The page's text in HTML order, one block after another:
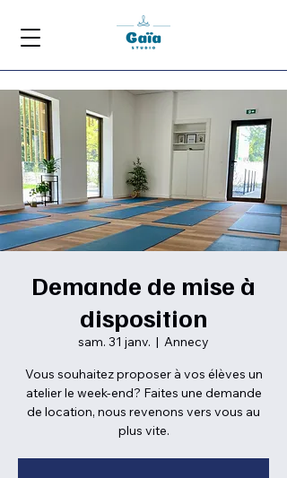
Demande de mise à
disposition
sam. 31 janv.
  |
Annecy
Vous souhaitez proposer à vos élèves un
atelier le week-end? Faites une demande
de location, nous revenons vers vous au
plus vite.